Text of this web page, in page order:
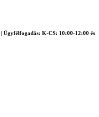
Ügyfélfogadás: K-CS: 10:00-12:00 és